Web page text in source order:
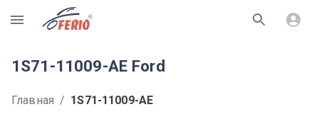
R
1S71-11009-AE Ford
Главная / 1S71-11009-AE